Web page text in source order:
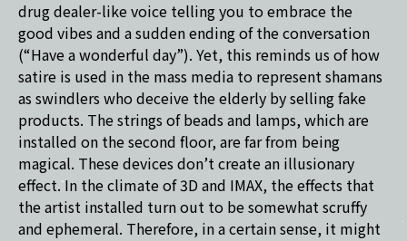
drug dealer-like voice telling you to embrace the
good vibes and a sudden ending of the conversation
(“Have a wonderful day”). Yet, this reminds us of how
satire is used in the mass media to represent shamans
as swindlers who deceive the elderly by selling fake
products. The strings of beads and lamps, which are
installed on the second floor, are far from being
magical. These devices don’t create an illusionary
effect. In the climate of 3D and IMAX, the effects that
the artist installed turn out to be somewhat scruffy
and ephemeral. Therefore, in a certain sense, it might